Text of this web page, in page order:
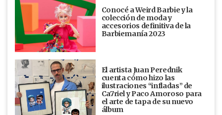
Conocé a Weird Barbie y la
colección de moda y
accesorios definitiva de la
Barbiemanía 2023
El artista Juan Perednik
cuenta cómo hizo las
ilustraciones “infladas” de
Ca7riel y Paco Amoroso para
el arte de tapa de su nuevo
álbum